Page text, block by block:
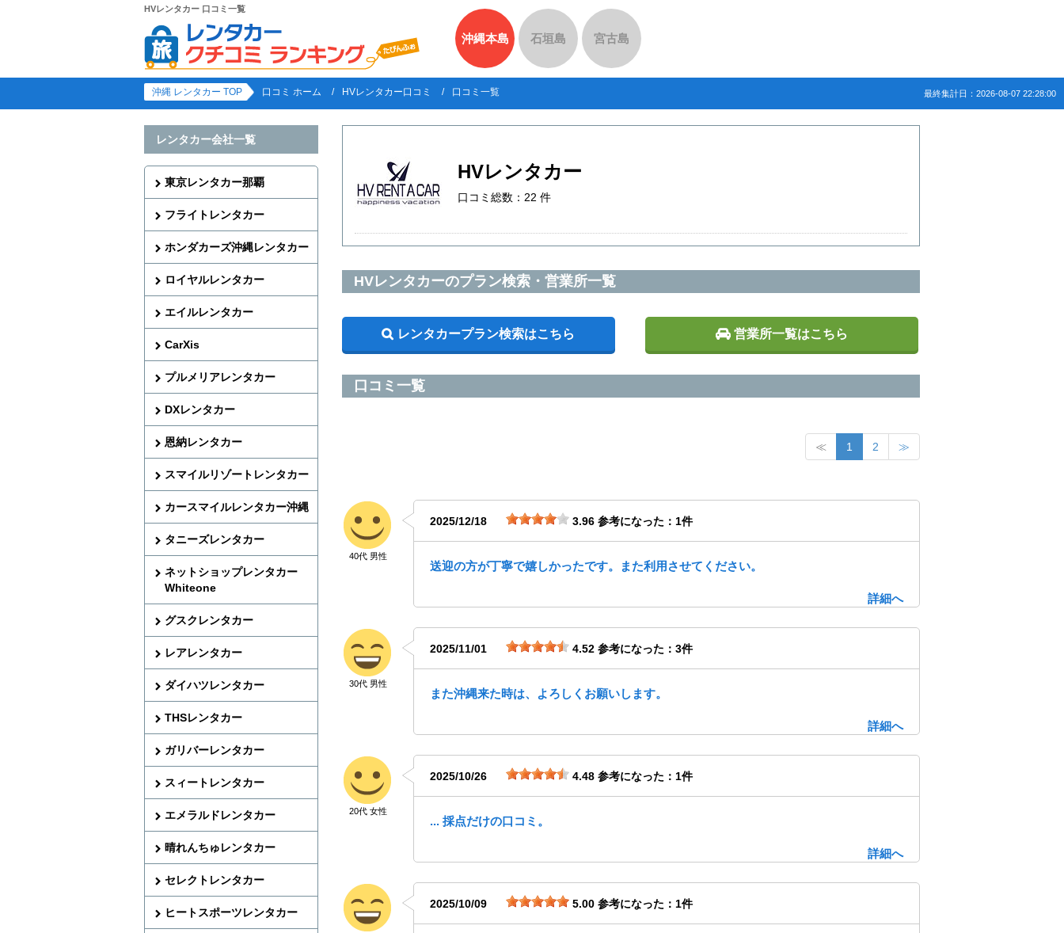
HVレンタカー 口コミ一覧
沖縄本島 石垣島 宮古島
最終集計日：2026-08-07 22:28:00
沖縄 レンタカー TOP 口コミ ホーム HVレンタカー口コミ 口コミ一覧
HVレンタカー
口コミ総数：22 件
HVレンタカーのプラン検索・営業所一覧
レンタカープラン検索はこちら 営業所一覧はこちら
口コミ一覧
≪ 1 2 ≫
40代 男性
2025/12/18 3.96 参考になった：1件
送迎の方が丁寧で嬉しかったです。また利用させてください。
詳細へ
30代 男性
2025/11/01 4.52 参考になった：3件
また沖縄来た時は、よろしくお願いします。
詳細へ
20代 女性
2025/10/26 4.48 参考になった：1件
... 採点だけの口コミ。
詳細へ
2025/10/09 5.00 参考になった：1件
レンタカー会社一覧
東京レンタカー那覇
フライトレンタカー
ホンダカーズ沖縄レンタカー
ロイヤルレンタカー
エイルレンタカー
CarXis
プルメリアレンタカー
DXレンタカー
恩納レンタカー
スマイルリゾートレンタカー
カースマイルレンタカー沖縄
タニーズレンタカー
ネットショップレンタカー
Whiteone
グスクレンタカー
レアレンタカー
ダイハツレンタカー
THSレンタカー
ガリバーレンタカー
スィートレンタカー
エメラルドレンタカー
晴れんちゅレンタカー
セレクトレンタカー
ヒートスポーツレンタカー